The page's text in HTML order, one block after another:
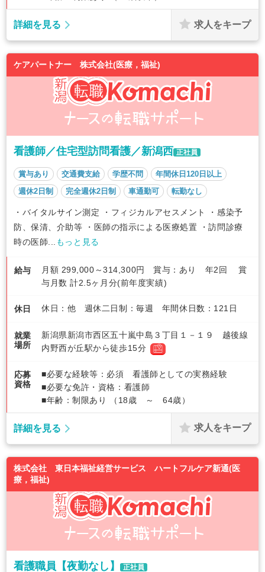
詳細を見る 求人をキープ
ケアパートナー 株式会社(医療，福祉)
看護師／住宅型訪問看護／新潟西 正社員
賞与あり 交通費支給 学歴不問
年間休日120日以上
週休2日制
完全週休2日制 車通勤可 転勤なし
・バイタルサイン測定 ・フィジカルアセスメント ・感染予
防、保清、介助等 ・医師の指示による医療処置 ・訪問診療
時の医師... もっと見る
給与
月額 299,000～314,300円 賞与：あり 年2回 賞
与月数 計2.5ヶ月分(前年度実績)
休日 休日：他 週休二日制：毎週 年間休日数：121日
就業
場所
新潟県新潟市西区五十嵐中島３丁目１－１９ 越後線
内野西が丘駅から徒歩15分
応募
資格
■必要な経験等：必須 看護師としての実務経験
■必要な免許・資格：看護師
■年齢：制限あり （18歳 ～ 64歳）
詳細を見る 求人をキープ
株式会社 東日本福祉経営サービス ハートフルケア新通(医
療，福祉)
看護職員【夜勤なし】 正社員